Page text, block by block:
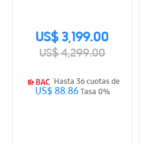
US$ 3,199.00
US$ 4,299.00
Hasta 36 cuotas de
US$ 88.86Tasa 0%